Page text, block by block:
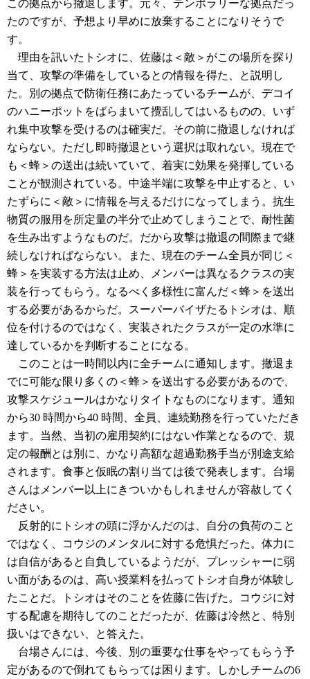
この拠点から撤退します。元々、テンポラリーな拠点だっ
たのですが、予想より早めに放棄することになりそうで
す。
理由を訊いたトシオに、佐藤は＜敵＞がこの場所を探り
当て、攻撃の準備をしているとの情報を得た、と説明し
た。別の拠点で防衛任務にあたっているチームが、デコイ
のハニーポットをばらまいて攪乱してはいるものの、いず
れ集中攻撃を受けるのは確実だ。その前に撤退しなければ
ならない。ただし即時撤退という選択は取れない。現在で
も＜蜂＞の送出は続いていて、着実に効果を発揮している
ことが観測されている。中途半端に攻撃を中止すると、い
たずらに＜敵＞に情報を与えるだけになってしまう。抗生
物質の服用を所定量の半分で止めてしまうことで、耐性菌
を生み出すようなものだ。だから攻撃は撤退の間際まで継
続しなければならない。また、現在のチーム全員が同じ＜
蜂＞を実装する方法は止め、メンバーは異なるクラスの実
装を行ってもらう。なるべく多様性に富んだ＜蜂＞を送出
する必要があるからだ。スーパーバイザたるトシオは、順
位を付けるのではなく、実装されたクラスが一定の水準に
達しているかを判断することになる。
このことは一時間以内に全チームに通知します。撤退ま
でに可能な限り多くの＜蜂＞を送出する必要があるので、
攻撃スケジュールはかなりタイトなものになります。通知
から30 時間から40 時間、全員、連続勤務を行っていただき
ます。当然、当初の雇用契約にはない作業となるので、規
定の報酬とは別に、かなり高額な超過勤務手当が別途支給
されます。食事と仮眠の割り当ては後で発表します。台場
さんはメンバー以上にきついかもしれませんが容赦してく
ださい。
反射的にトシオの頭に浮かんだのは、自分の負荷のこと
ではなく、コウジのメンタルに対する危惧だった。体力に
は自信があると自負しているようだが、プレッシャーに弱
い面があるのは、高い授業料を払ってトシオ自身が体験し
たことだ。トシオはそのことを佐藤に告げた。コウジに対
する配慮を期待してのことだったが、佐藤は冷然と、特別
扱いはできない、と答えた。
台場さんには、今後、別の重要な仕事をやってもらう予
定があるので倒れてもらっては困ります。しかしチームの6